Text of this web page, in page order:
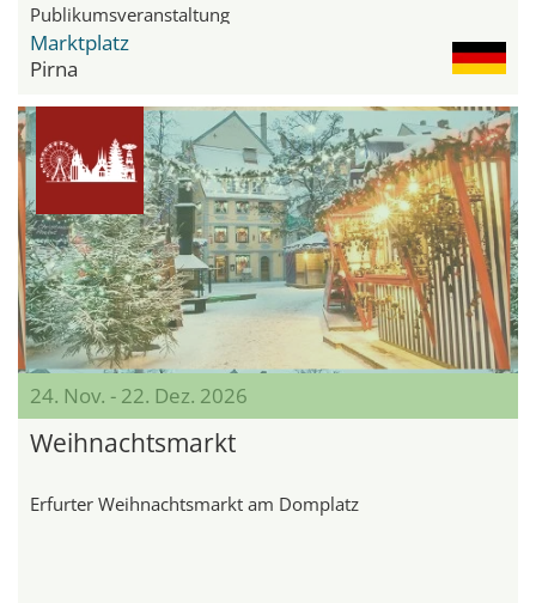
Publikumsveranstaltung
Marktplatz
Pirna
24. Nov. - 22. Dez. 2026
Weihnachtsmarkt
Erfurter Weihnachtsmarkt am Domplatz